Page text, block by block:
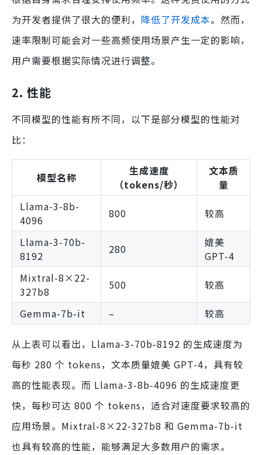
为开发者提供了很大的便利， 降低了开发成本。然而，
速率限制可能会对一些高频使用场景产生一定的影响，
用户需要根据实际情况进行调整。
2. 性能
不同模型的性能有所不同，以下是部分模型的性能对
比：
模型名称
生成速度
（tokens/秒）
文本质
量
Llama-3-8b-
4096
800 较高
Llama-3-70b-
8192
280
媲美
GPT-4
Mixtral-8×22-
327b8
500 较高
Gemma-7b-it – 较高
从上表可以看出，Llama-3-70b-8192 的生成速度为
每秒 280 个 tokens，文本质量媲美 GPT-4，具有较
高的性能表现。而 Llama-3-8b-4096 的生成速度更
快，每秒可达 800 个 tokens，适合对速度要求较高的
应用场景。Mixtral-8×22-327b8 和 Gemma-7b-it
也具有较高的性能，能够满足大多数用户的需求。